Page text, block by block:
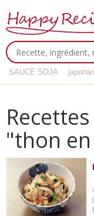
SAUCE SOJA
"thon